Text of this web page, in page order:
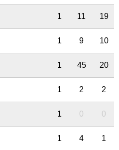
1 11 19
1 9 10
1 45 20
1 2 2
1 0 0
1 4 1